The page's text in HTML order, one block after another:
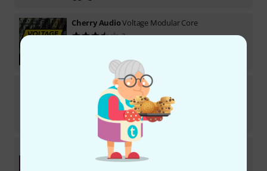
Cherry AudioVoltage Modular Core
2
Cherry AudioYellowjacket
Download-Lizenz
Cherry Audio Wurlybird 140B
3